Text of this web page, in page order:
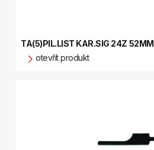
TA(5)PIL.LIST KAR.SIG 24Z 52MM
otevřít produkt